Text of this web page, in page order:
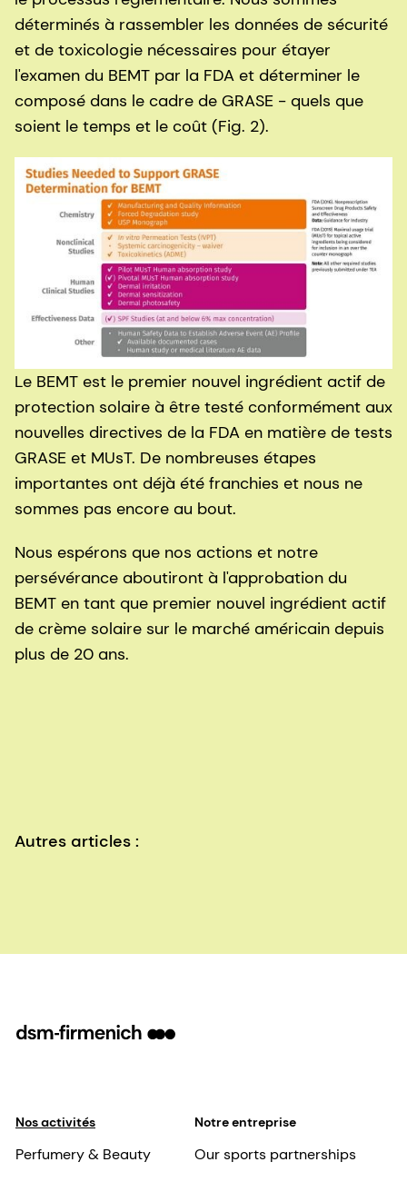
déterminés à rassembler les données de sécurité
et de toxicologie nécessaires pour étayer
l'examen du BEMT par la FDA et déterminer le
composé dans le cadre de GRASE - quels que
soient le temps et le coût (Fig. 2).
Le BEMT est le premier nouvel ingrédient actif de
protection solaire à être testé conformément aux
nouvelles directives de la FDA en matière de tests
GRASE et MUsT. De nombreuses étapes
importantes ont déjà été franchies et nous ne
sommes pas encore au bout.
Nous espérons que nos actions et notre
persévérance aboutiront à l'approbation du
BEMT en tant que premier nouvel ingrédient actif
de crème solaire sur le marché américain depuis
plus de 20 ans.
Autres articles :
Nos activités
Perfumery & Beauty
Notre entreprise
Our sports partnerships